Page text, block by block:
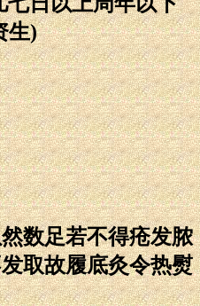
生)
数足若不得疮发脓
取故履底灸令热熨